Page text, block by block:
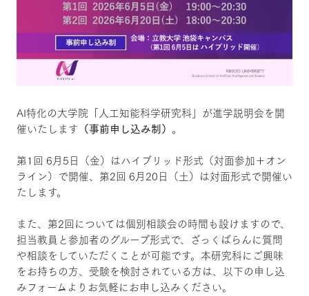
AI特化の大学院「人工知能科学研究科」が進学説明会を開
催いたします （事前申し込み制） 。
第1回 6月5日（金）はハイブリッド形式（対面参加＋オン
ライン）で開催、第2回 6月20日（土）は対面形式で開催い
たします。
また、第2回については個別相談会の時間も設けますので、
担当教員と参加者のグループ形式で、ざっくばらんに質問
や相談をしていただくことが可能です。本研究科にご興味
をお持ちの方、受験を検討されている方は、以下の申し込
みフォームよりお気軽にお申し込みください。